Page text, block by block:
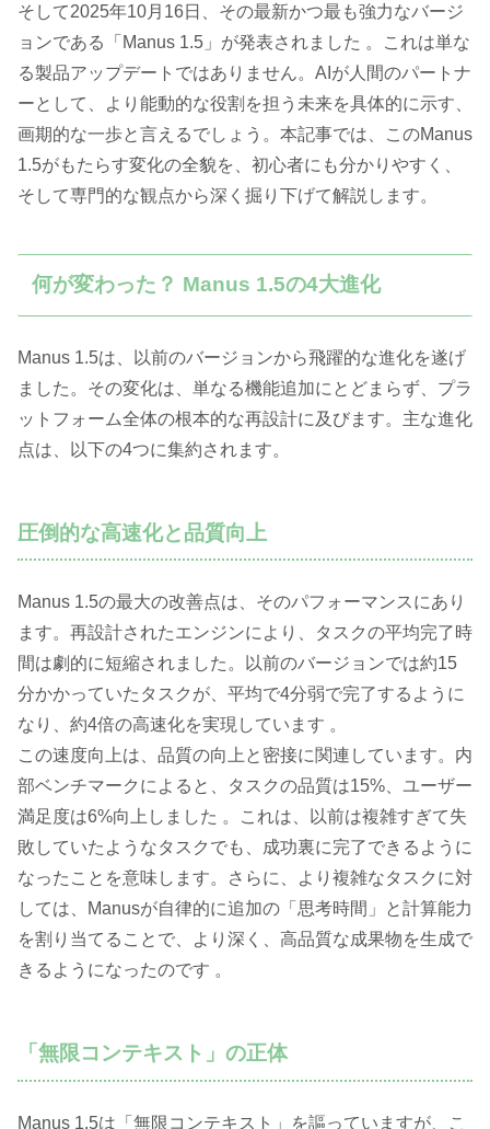
そして2025年10月16日、その最新かつ最も強力なバージ
ョンである「Manus 1.5」が発表されました 。これは単な
る製品アップデートではありません。AIが人間のパートナ
ーとして、より能動的な役割を担う未来を具体的に示す、
画期的な一歩と言えるでしょう。本記事では、このManus
1.5がもたらす変化の全貌を、初心者にも分かりやすく、
そして専門的な観点から深く掘り下げて解説します。
何が変わった？ Manus 1.5の4大進化
Manus 1.5は、以前のバージョンから飛躍的な進化を遂げ
ました。その変化は、単なる機能追加にとどまらず、プラ
ットフォーム全体の根本的な再設計に及びます。主な進化
点は、以下の4つに集約されます。
圧倒的な高速化と品質向上
Manus 1.5の最大の改善点は、そのパフォーマンスにあり
ます。再設計されたエンジンにより、タスクの平均完了時
間は劇的に短縮されました。以前のバージョンでは約15
分かかっていたタスクが、平均で4分弱で完了するように
なり、約4倍の高速化を実現しています 。
この速度向上は、品質の向上と密接に関連しています。内
部ベンチマークによると、タスクの品質は15%、ユーザー
満足度は6%向上しました 。これは、以前は複雑すぎて失
敗していたようなタスクでも、成功裏に完了できるように
なったことを意味します。さらに、より複雑なタスクに対
しては、Manusが自律的に追加の「思考時間」と計算能力
を割り当てることで、より深く、高品質な成果物を生成で
きるようになったのです 。
「無限コンテキスト」の正体
Manus 1.5は「無限コンテキスト」を謳っていますが、こ